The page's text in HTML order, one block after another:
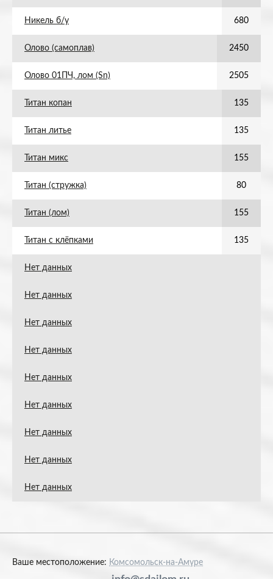
Никель б/у 680
Олово (самоплав) 2450
Олово 01ПЧ, лом (Sn) 2505
Титан копан 135
Титан литье 135
Титан микс 155
Титан (стружка) 80
Титан (лом) 155
Титан с клёпками 135
Нет данных
Нет данных
Нет данных
Нет данных
Нет данных
Нет данных
Нет данных
Нет данных
Нет данных
Ваше местоположение: Комсомольск-на-Амуре